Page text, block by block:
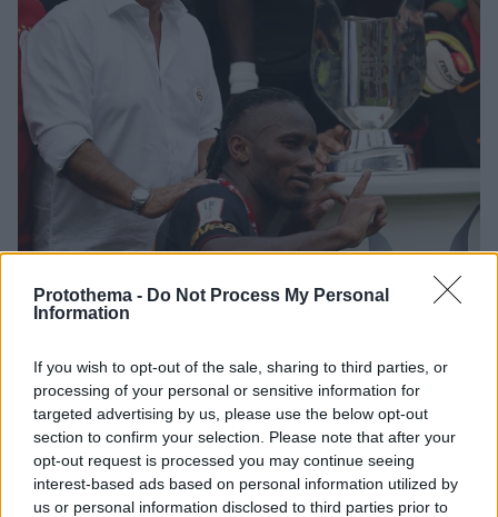
Protothema - Do Not Process My Personal
Information
If you wish to opt-out of the sale, sharing to third parties, or
processing of your personal or sensitive information for
targeted advertising by us, please use the below opt-out
section to confirm your selection. Please note that after your
opt-out request is processed you may continue seeing
interest-based ads based on personal information utilized by
us or personal information disclosed to third parties prior to